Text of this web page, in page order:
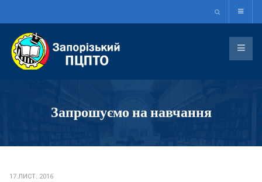
Запрошуємо на навчання
17.ЛИСТ..2016